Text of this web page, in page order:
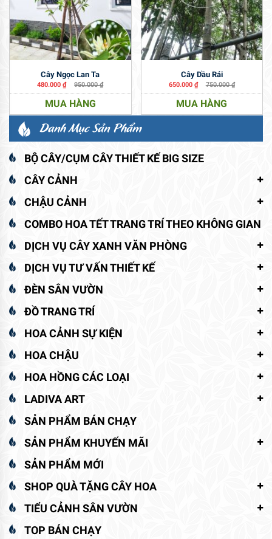
Cây Ngọc Lan Ta
480.000₫ 950.000₫
MUA HÀNG
Cây Dầu Rái
650.000 ₫ 750.000₫
MUA HÀNG
Danh Mục Sản Phẩm
BỘ CÂY/CỤM CÂY THIẾT KẾ BIG SIZE
CÂY CẢNH
CHẬU CẢNH
COMBO HOA TẾT TRANG TRÍ THEO KHÔNG GIAN
DỊCH VỤ CÂY XANH VĂN PHÒNG
DỊCH VỤ TƯ VẤN THIẾT KẾ
ĐÈN SÂN VƯỜN
ĐỒ TRANG TRÍ
HOA CẢNH SỰ KIỆN
HOA CHẬU
HOA HỒNG CÁC LOẠI
LADIVA ART
SẢN PHẨM BÁN CHẠY
SẢN PHẨM KHUYẾN MÃI
SẢN PHẨM MỚI
SHOP QUÀ TẶNG CÂY HOA
TIỂU CẢNH SÂN VƯỜN
TOP BÁN CHẠY